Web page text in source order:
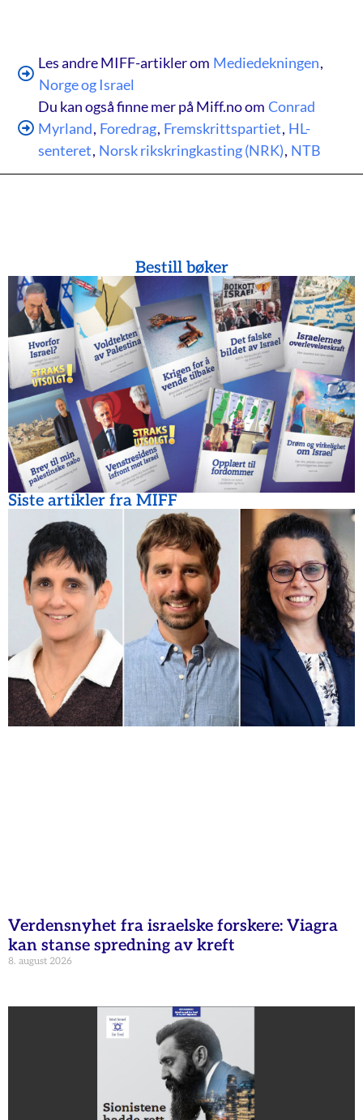
Les andre MIFF-artikler om Mediedekningen,
Norge og Israel
Du kan også finne mer på Miff.no om Conrad
Myrland, Foredrag, Fremskrittspartiet, HL-
senteret, Norsk rikskringkasting (NRK), NTB
Bestill bøker
Siste artikler fra MIFF
Verdensnyhet fra israelske forskere: Viagra
kan stanse spredning av kreft
8. august 2026